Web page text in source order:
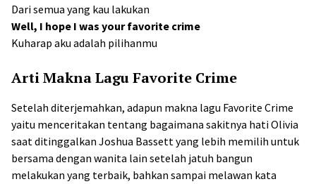
Dari semua yang kau lakukan
Well, I hope I was your favorite crime
Kuharap aku adalah pilihanmu
Arti Makna Lagu Favorite Crime
Setelah diterjemahkan, adapun makna lagu Favorite Crime
yaitu menceritakan tentang bagaimana sakitnya hati Olivia
saat ditinggalkan Joshua Bassett yang lebih memilih untuk
bersama dengan wanita lain setelah jatuh bangun
melakukan yang terbaik, bahkan sampai melawan kata